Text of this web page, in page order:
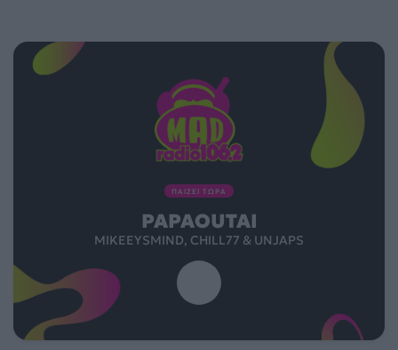
ΠΑΙΖΕΙ ΤΩΡΑ
PAPAOUTAI
MIKEEYSMIND, CHILL77 & UNJAPS